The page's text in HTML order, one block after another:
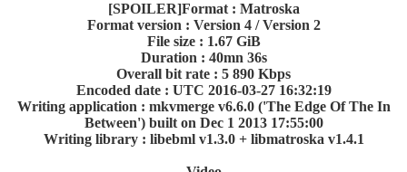
[SPOILER]Format : Matroska
Format version : Version 4 / Version 2
File size : 1.67 GiB
Duration : 40mn 36s
Overall bit rate : 5 890 Kbps
Encoded date : UTC 2016-03-27 16:32:19
Writing application : mkvmerge v6.6.0 ('The Edge Of The In
Between') built on Dec 1 2013 17:55:00
Writing library : libebml v1.3.0 + libmatroska v1.4.1